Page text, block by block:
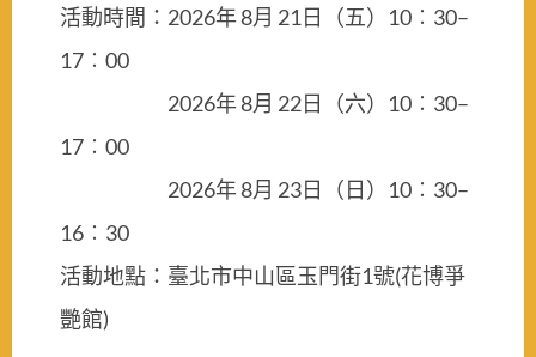
活動時間：2026年 8月 21日（五）10︰30–
17︰00
2026年 8月 22日（六）10︰30–
17︰00
2026年 8月 23日（日）10︰30–
16︰30
活動地點：臺北市中山區玉門街1號(花博爭
艷館)